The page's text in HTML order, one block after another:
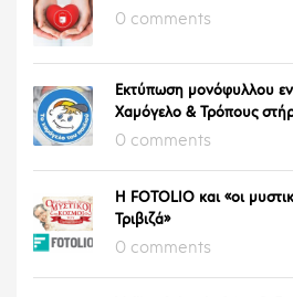
0 comments
Εκτύπωση μονόφυλλου
Χαμόγελο & Τρόπους
0 comments
Η FOTOLIO και «οι
Τριβιζά»
0 comments